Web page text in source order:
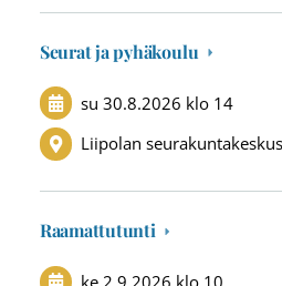
Seurat ja pyhäkoulu
su 30.8.2026 klo 14
Liipolan seurakuntakeskus
Raamattutunti
ke 2.9.2026 klo 10